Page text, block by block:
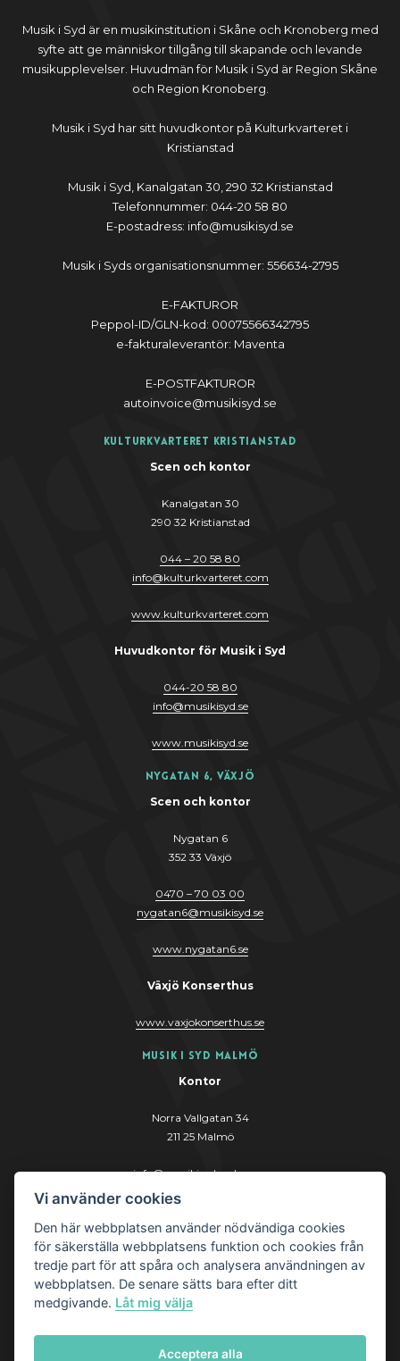
Musik i Syd är en musikinstitution i Skåne och Kronoberg med
syfte att ge människor tillgång till skapande och levande
musikupplevelser. Huvudmän för Musik i Syd är Region Skåne
och Region Kronoberg.
Musik i Syd har sitt huvudkontor på Kulturkvarteret i
Kristianstad
Musik i Syd, Kanalgatan 30, 290 32 Kristianstad
Telefonnummer: 044-20 58 80
E-postadress: info@musikisyd.se
Musik i Syds organisationsnummer: 556634-2795
E-FAKTUROR
Peppol-ID/GLN-kod: 00075566342795
e-fakturaleverantör: Maventa
E-POSTFAKTUROR
autoinvoice@musikisyd.se
Kulturkvarteret Kristianstad
Scen och kontor
Kanalgatan 30
290 32 Kristianstad
044 – 20 58 80
info@kulturkvarteret.com
www.kulturkvarteret.com
Huvudkontor för Musik i Syd
044-20 58 80
info@musikisyd.se
www.musikisyd.se
Nygatan 6, Växjö
Scen och kontor
Nygatan 6
352 33 Växjö
0470 – 70 03 00
nygatan6@musikisyd.se
www.nygatan6.se
Växjö Konserthus
www.vaxjokonserthus.se
Musik i Syd Malmö
Kontor
Norra Vallgatan 34
211 25 Malmö
info@musikisydmalmo.se
Vi använder cookies
Den här webbplatsen använder nödvändiga cookies
för säkerställa webbplatsens funktion och cookies från
tredje part för att spåra och analysera användningen av
webbplatsen. De senare sätts bara efter ditt
medgivande. Låt mig välja
Acceptera alla